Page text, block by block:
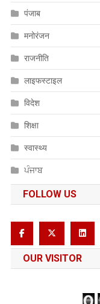
पंजाब
मनोरंजन
राजनीति
लाइफस्टाइल
विदेश
शिक्षा
स्वास्थ्य
ਪੰਜਾਬ
FOLLOW US
OUR VISITOR